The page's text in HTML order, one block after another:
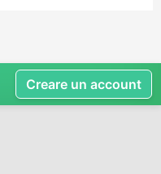
Creare un account